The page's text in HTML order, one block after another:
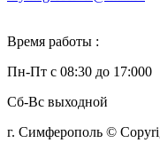
Время работы :
Пн-Пт с 08:30 до 17:000
Сб-Вс выходной
г. Симферополь ©